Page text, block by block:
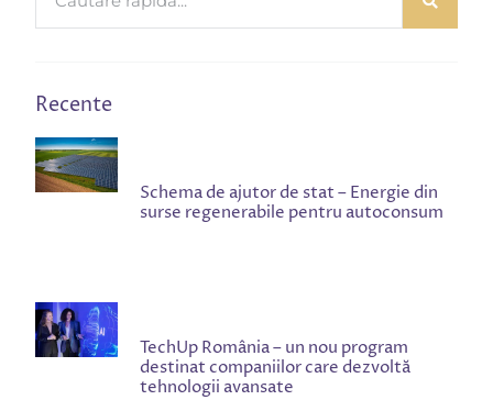
Recente
Schema de ajutor de stat – Energie din
surse regenerabile pentru autoconsum
TechUp România – un nou program
destinat companiilor care dezvoltă
tehnologii avansate